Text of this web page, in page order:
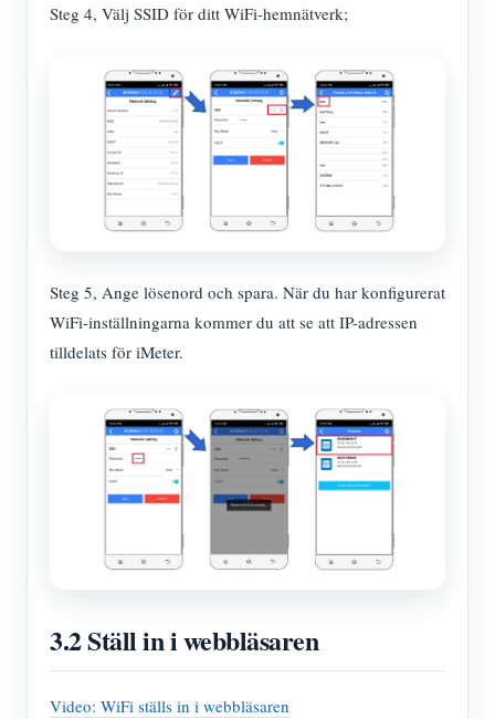
Steg 4, Välj SSID för ditt WiFi-hemnätverk;
Steg 5, Ange lösenord och spara. När du har konfigurerat
WiFi-inställningarna kommer du att se att IP-adressen
tilldelats för iMeter.
3.2 Ställ in i webbläsaren
Video: WiFi ställs in i webbläsaren